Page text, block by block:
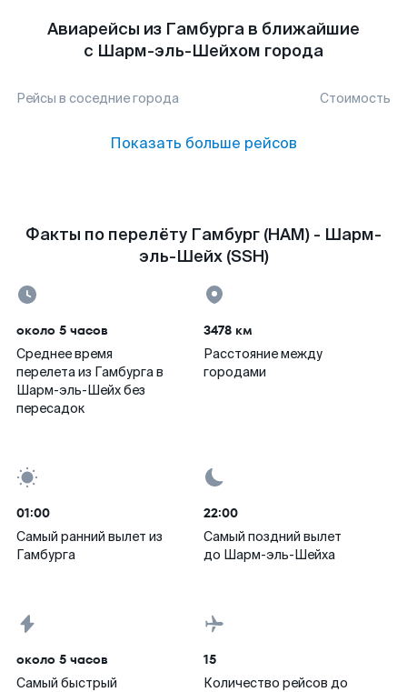
Авиарейсы из Гамбурга в ближайшие
с Шарм-эль-Шейхом города
Рейсы в соседние города Стоимость
Показать больше рейсов
Факты по перелёту Гамбург (HAM) - Шарм-
эль-Шейх (SSH)
около 5 часов
Среднее время
перелета из Гамбурга в
Шарм-эль-Шейх без
пересадок
3478 км
Расстояние между
городами
01:00
Самый ранний вылет из
Гамбурга
22:00
Самый поздний вылет
до Шарм-эль-Шейха
около 5 часов
Самый быстрый
15
Количество рейсов до